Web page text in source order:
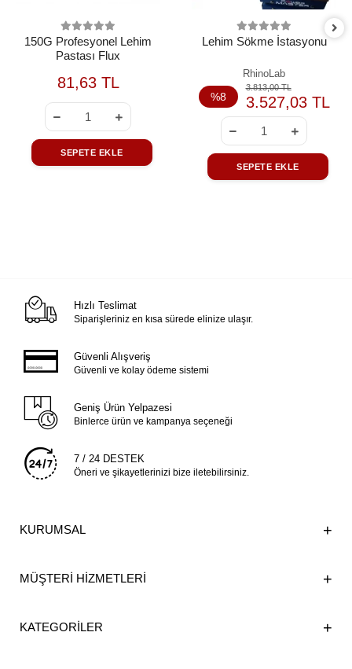
150G Profesyonel Lehim
Pastası Flux
81,63 TL
SEPETE EKLE
Lehim Sökme İstasyonu
RhinoLab
%8
3.813,00 TL
3.527,03 TL
SEPETE EKLE
Hızlı Teslimat
Siparişleriniz en kısa sürede elinize ulaşır.
Güvenli Alışveriş
Güvenli ve kolay ödeme sistemi
Geniş Ürün Yelpazesi
Binlerce ürün ve kampanya seçeneği
7 / 24 DESTEK
Öneri ve şikayetlerinizi bize iletebilirsiniz.
KURUMSAL
MÜŞTERİ HİZMETLERİ
KATEGORİLER